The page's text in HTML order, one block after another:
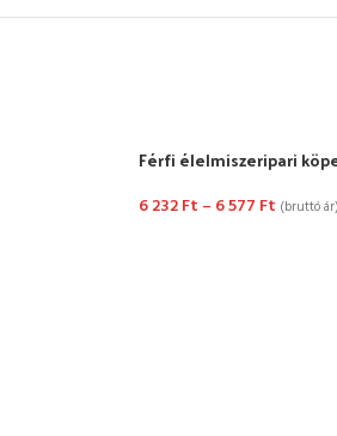
Férfi élelmiszeripari
6 232Ft – 6 577 Ft (bruttó ár)